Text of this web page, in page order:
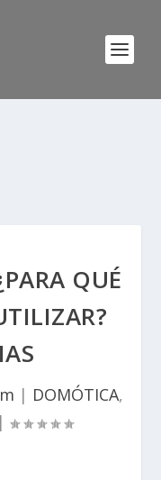
QUÉ
| DOMÓTICA,